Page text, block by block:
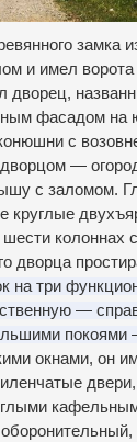
замка
и имел ворота
дворец,
фасадом на
с
—
с заломом.
круглые
колоннах
дворца
на три
—
покоями
окнами, он